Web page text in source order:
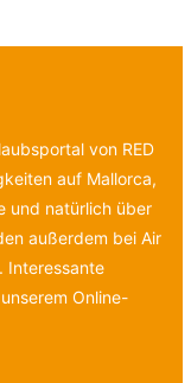
von RED
auf Mallorca,
und natürlich über
außerdem bei Air
Interessante
Online-